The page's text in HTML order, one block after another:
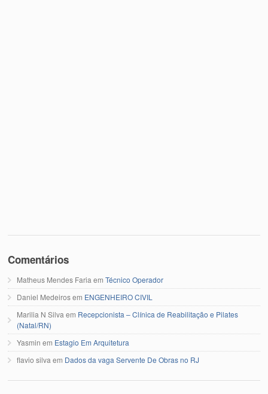
Comentários
Matheus Mendes Faria emTécnico Operador
Daniel Medeirosem ENGENHEIRO CIVIL
Marilia N Silva em Recepcionista – Clínica de Reabilitação e Pilates
(Natal/RN)
Yasmin em Estagio Em Arquitetura
flavio silva em Dados da vaga Servente De Obras no RJ